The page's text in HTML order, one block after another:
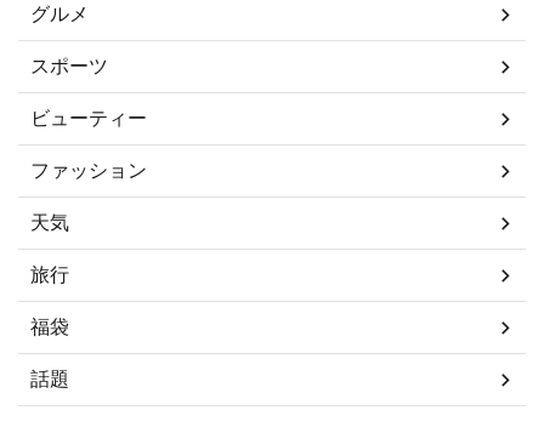
グルメ
スポーツ
ビューティー
ファッション
天気
旅行
福袋
話題